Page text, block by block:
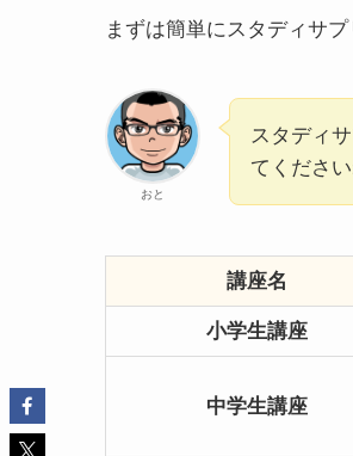
まずは簡単にスタディサ
おと
スタディ
てくださ
講座名
小学生講座
中学生講座